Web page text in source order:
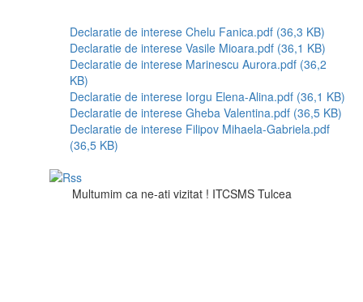
Declaratie de interese Chelu Fanica.pdf (36,3 KB)
Declaratie de interese Vasile Mioara.pdf (36,1 KB)
Declaratie de interese Marinescu Aurora.pdf (36,2
KB)
Declaratie de interese Iorgu Elena-Alina.pdf (36,1 KB)
Declaratie de interese Gheba Valentina.pdf (36,5 KB)
Declaratie de interese Filipov Mihaela-Gabriela.pdf
(36,5 KB)
Multumim ca ne-ati vizitat ! ITCSMS Tulcea